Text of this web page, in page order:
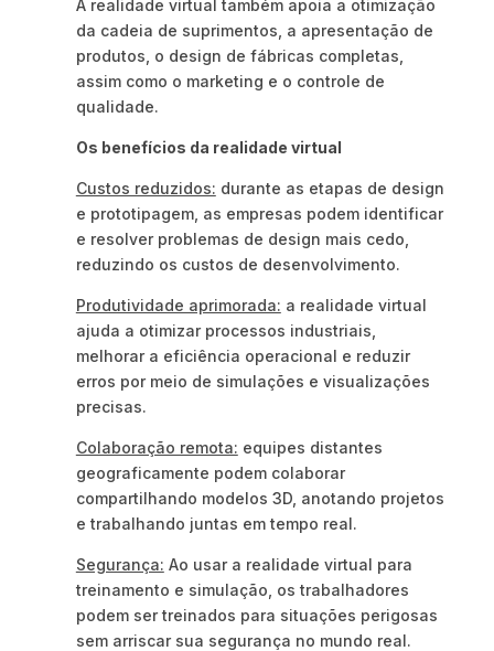
A realidade virtual também apoia a otimização
da cadeia de suprimentos, a apresentação de
produtos, o design de fábricas completas,
assim como o marketing e o controle de
qualidade.
Os benefícios da realidade virtual
Custos reduzidos: durante as etapas de design
e prototipagem, as empresas podem identificar
e resolver problemas de design mais cedo,
reduzindo os custos de desenvolvimento.
Produtividade aprimorada: a realidade virtual
ajuda a otimizar processos industriais,
melhorar a eficiência operacional e reduzir
erros por meio de simulações e visualizações
precisas.
Colaboração remota: equipes distantes
geograficamente podem colaborar
compartilhando modelos 3D, anotando projetos
e trabalhando juntas em tempo real.
Segurança: Ao usar a realidade virtual para
treinamento e simulação, os trabalhadores
podem ser treinados para situações perigosas
sem arriscar sua segurança no mundo real.